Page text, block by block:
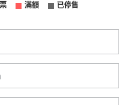
滿額 已停售